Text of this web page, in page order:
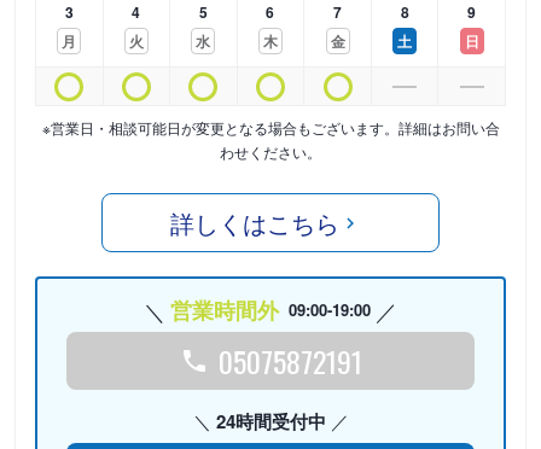
3
月
4
火
5
水
6
木
7
金
8
土
9
日
※営業日・相談可能日が変更となる場合もございます。詳細はお問い合
わせください。
詳しくはこちら
営業時間外 09:00-19:00
05075872191
24時間受付中